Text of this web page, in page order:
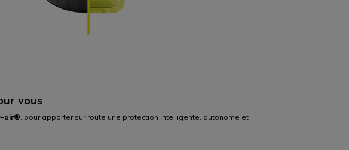
vous
air®, pour apporter sur route une protection intelligente, autonome et